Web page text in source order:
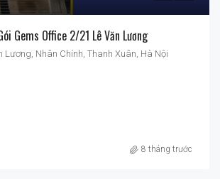
Gems Office 2/21 Lê Văn Lương
Lương, Nhân Chính, Thanh Xuân, Hà Nội
8 tháng trước